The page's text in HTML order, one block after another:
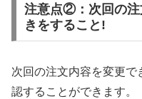
注意点②：次回の注
きをすること!
次回の注文内容を変更で
認することができます。